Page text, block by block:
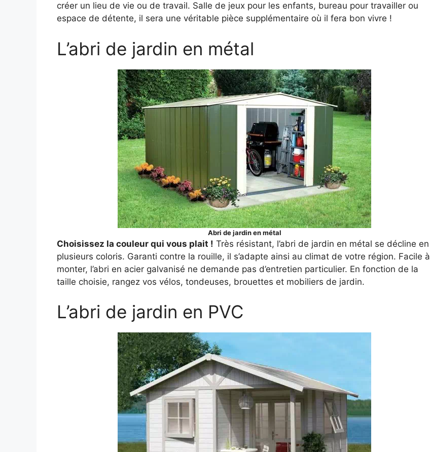
créer un lieu de vie ou de travail. Salle de jeux pour les enfants, bureau pour travailler ou
espace de détente, il sera une véritable pièce supplémentaire où il fera bon vivre !
L’abri de jardin en métal
Abri de jardin en métal
Choisissez la couleur qui vous plait ! Très résistant, l’abri de jardin en métal se décline en
plusieurs coloris. Garanti contre la rouille, il s’adapte ainsi au climat de votre région. Facile à
monter, l’abri en acier galvanisé ne demande pas d’entretien particulier. En fonction de la
taille choisie, rangez vos vélos, tondeuses, brouettes et mobiliers de jardin.
L’abri de jardin en PVC